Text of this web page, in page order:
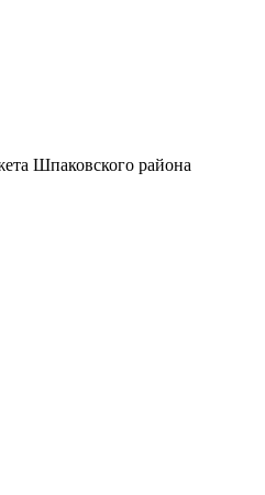
Шпаковского района